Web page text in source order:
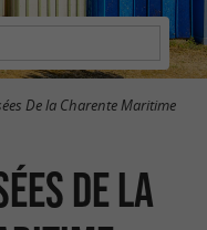
De la Charente Maritime
De la